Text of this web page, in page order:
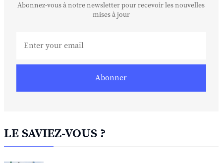
Abonnez-vous à notre newsletter pour recevoir les nouvelles
mises à jour
Abonner
LE SAVIEZ-VOUS ?